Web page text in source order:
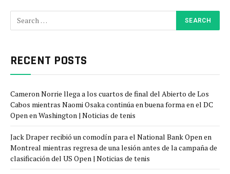
RECENT POSTS
Cameron Norrie llega a los cuartos de final del Abierto de Los
Cabos mientras Naomi Osaka continúa en buena forma en el DC
Open en Washington | Noticias de tenis
Jack Draper recibió un comodín para el National Bank Open en
Montreal mientras regresa de una lesión antes de la campaña de
clasificación del US Open | Noticias de tenis